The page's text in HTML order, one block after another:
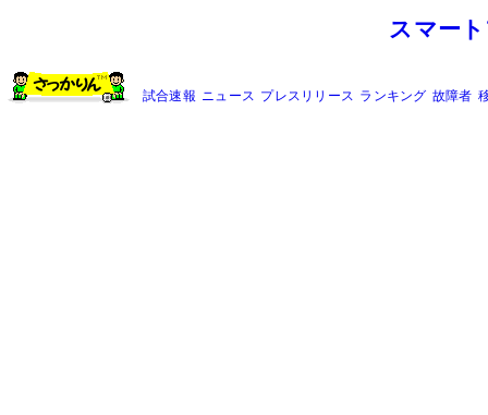
スマー
試合速報 ニュース プレスリリース ランキング 故障者